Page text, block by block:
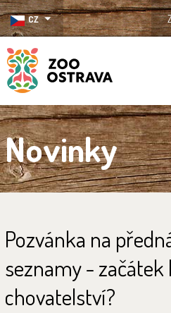
CZ
ZOO Ostrava
Novinky
Pozvánka na
seznamy - začátek
chovatelství?